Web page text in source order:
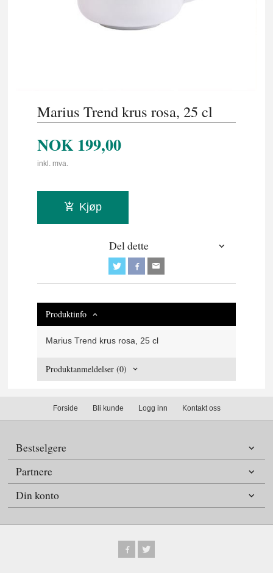
Marius Trend krus rosa, 25 cl
NOK 199,00
inkl. mva.
Kjøp
Del dette
Produktinfo
Marius Trend krus rosa, 25 cl
Produktanmeldelser (0)
Forside Bli kunde Logg inn Kontakt oss
Bestselgere
Partnere
Din konto